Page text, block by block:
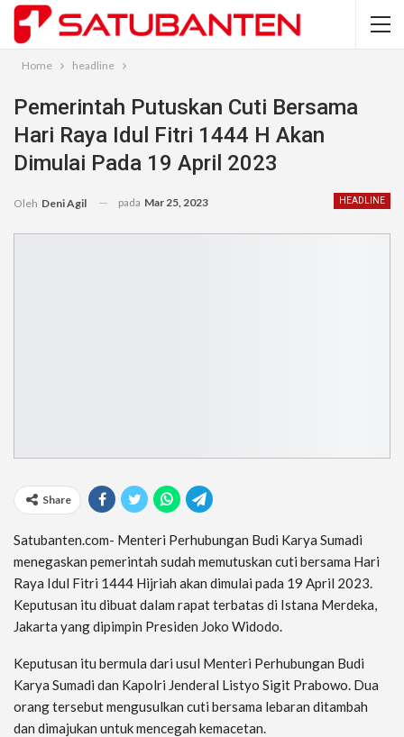
Home headline
Pemerintah Putuskan Cuti Bersama
Hari Raya Idul Fitri 1444 H Akan
Dimulai Pada 19 April 2023
HEADLINE
Oleh Deni Agil pada Mar 25, 2023
Share
Satubanten.com- Menteri Perhubungan Budi Karya Sumadi
menegaskan pemerintah sudah memutuskan cuti bersama Hari
Raya Idul Fitri 1444 Hijriah akan dimulai pada 19 April 2023.
Keputusan itu dibuat dalam rapat terbatas di Istana Merdeka,
Jakarta yang dipimpin Presiden Joko Widodo.
Keputusan itu bermula dari usul Menteri Perhubungan Budi
Karya Sumadi dan Kapolri Jenderal Listyo Sigit Prabowo. Dua
orang tersebut mengusulkan cuti bersama lebaran ditambah
dan dimajukan untuk mencegah kemacetan.